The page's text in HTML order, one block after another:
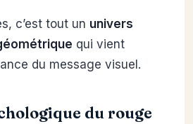
c’est tout un univers
qui vient
du message visuel.
du rouge